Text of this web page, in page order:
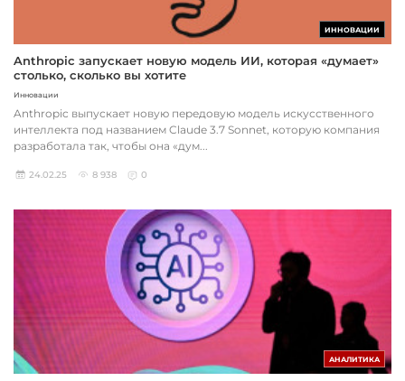
ИННОВАЦИИ
Anthropic запускает новую модель ИИ, которая «думает»
столько, сколько вы хотите
Инновации
Anthropic выпускает новую передовую модель искусственного
интеллекта под названием Claude 3.7 Sonnet, которую компания
разработала так, чтобы она «дум...
24.02.25 8 938 0
АНАЛИТИКА